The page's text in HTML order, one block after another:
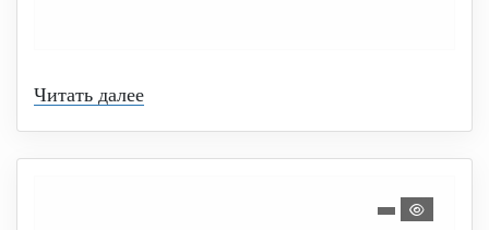
Читать далее